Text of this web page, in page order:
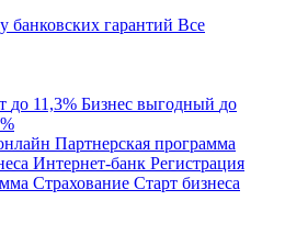
банковских гарантий Все
до 11,3% Бизнес выгодный до
Партнерская программа
Интернет-банк Регистрация
Страхование Старт бизнеса